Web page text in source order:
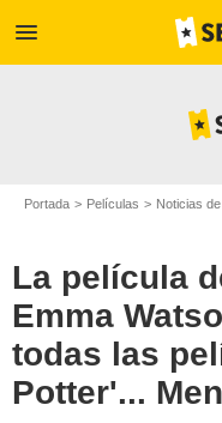
menu
Portada Películas Noticias
La película
Emma
todas las
Potter'...